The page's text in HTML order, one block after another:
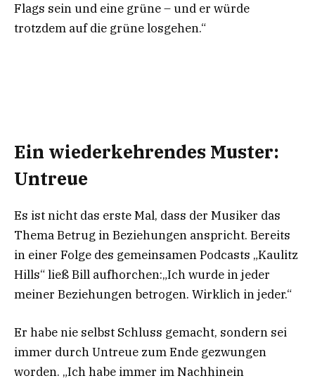
Flags sein und eine grüne – und er würde
trotzdem auf die grüne losgehen.“
Ein wiederkehrendes Muster:
Untreue
Es ist nicht das erste Mal, dass der Musiker das
Thema Betrug in Beziehungen anspricht. Bereits
in einer Folge des gemeinsamen Podcasts „Kaulitz
Hills“ ließ Bill aufhorchen:„Ich wurde in jeder
meiner Beziehungen betrogen. Wirklich in jeder.“
Er habe nie selbst Schluss gemacht, sondern sei
immer durch Untreue zum Ende gezwungen
worden. „Ich habe immer im Nachhinein